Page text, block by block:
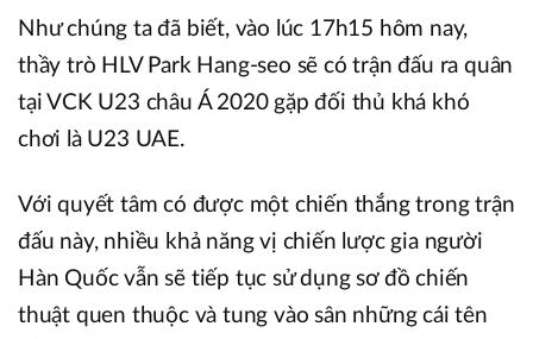
Như chúng ta đã biết, vào lúc 17h15 hôm nay,
thầy trò HLV Park Hang-seo sẽ có trận đấu ra quân
tại VCK U23 châu Á 2020 gặp đối thủ khá khó
chơi là U23 UAE.
Với quyết tâm có được một chiến thắng trong trận
đấu này, nhiều khả năng vị chiến lược gia người
Hàn Quốc vẫn sẽ tiếp tục sử dụng sơ đồ chiến
thuật quen thuộc và tung vào sân những cái tên